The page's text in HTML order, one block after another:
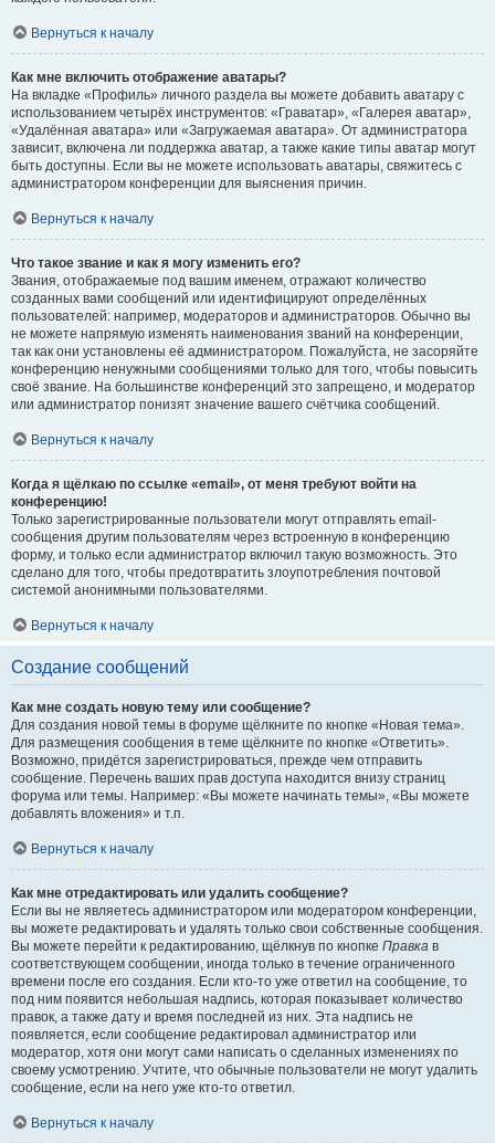
Вернуться к началу
Как мне включить отображение аватары?
На вкладке «Профиль» личного раздела вы можете добавить аватару с
использованием четырёх инструментов: «Граватар», «Галерея аватар»,
«Удалённая аватара» или «Загружаемая аватара». От администратора
зависит, включена ли поддержка аватар, а также какие типы аватар могут
быть доступны. Если вы не можете использовать аватары, свяжитесь с
администратором конференции для выяснения причин.
Вернуться к началу
Что такое звание и как я могу изменить его?
Звания, отображаемые под вашим именем, отражают количество
созданных вами сообщений или идентифицируют определённых
пользователей: например, модераторов и администраторов. Обычно вы
не можете напрямую изменять наименования званий на конференции,
так как они установлены её администратором. Пожалуйста, не засоряйте
конференцию ненужными сообщениями только для того, чтобы повысить
своё звание. На большинстве конференций это запрещено, и модератор
или администратор понизят значение вашего счётчика сообщений.
Вернуться к началу
Когда я щёлкаю по ссылке «email», от меня требуют войти на
конференцию!
Только зарегистрированные пользователи могут отправлять email-
сообщения другим пользователям через встроенную в конференцию
форму, и только если администратор включил такую возможность. Это
сделано для того, чтобы предотвратить злоупотребления почтовой
системой анонимными пользователями.
Вернуться к началу
Создание сообщений
Как мне создать новую тему или сообщение?
Для создания новой темы в форуме щёлкните по кнопке «Новая тема».
Для размещения сообщения в теме щёлкните по кнопке «Ответить».
Возможно, придётся зарегистрироваться, прежде чем отправить
сообщение. Перечень ваших прав доступа находится внизу страниц
форума или темы. Например: «Вы можете начинать темы», «Вы можете
добавлять вложения» и т.п.
Вернуться к началу
Как мне отредактировать или удалить сообщение?
Если вы не являетесь администратором или модератором конференции,
вы можете редактировать и удалять только свои собственные сообщения.
Вы можете перейти к редактированию, щёлкнув по кнопке Правка в
соответствующем сообщении, иногда только в течение ограниченного
времени после его создания. Если кто-то уже ответил на сообщение, то
под ним появится небольшая надпись, которая показывает количество
правок, а также дату и время последней из них. Эта надпись не
появляется, если сообщение редактировал администратор или
модератор, хотя они могут сами написать о сделанных изменениях по
своему усмотрению. Учтите, что обычные пользователи не могут удалить
сообщение, если на него уже кто-то ответил.
Вернуться к началу